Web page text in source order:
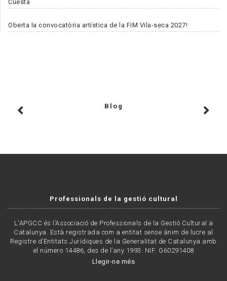
Cuesta
Oberta la convocatòria artística de la FiM Vila-seca 2027!
Blog
Professionals de la gestió cultural
L'APGCC és l’Associació de Professionals de la Gestió Cultural a
Catalunya. Està registrada com a entitat sense ànim de lucre al
Registre d’Entitats Jurídiques de la Generalitat de Catalunya amb
el número 14486, des de l’any 1993. NIF: G60291408
Llegir-ne més